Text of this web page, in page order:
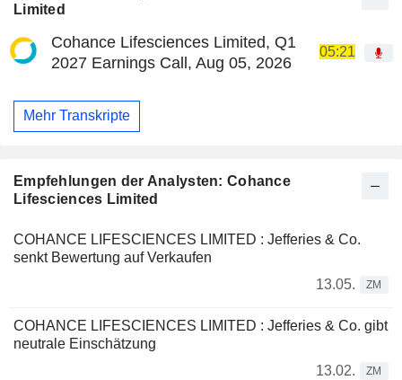
Limited
Cohance Lifesciences Limited, Q1
2027 Earnings Call, Aug 05, 2026
05:21
Mehr Transkripte
Empfehlungen der Analysten: Cohance
Lifesciences Limited
COHANCE LIFESCIENCES LIMITED : Jefferies & Co.
senkt Bewertung auf Verkaufen
13.05.
ZM
COHANCE LIFESCIENCES LIMITED : Jefferies & Co. gibt
neutrale Einschätzung
13.02.
ZM